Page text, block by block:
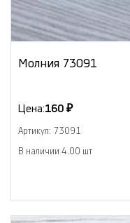
Молния 73091
Цена:160 ₽
Артикул: 73091
В наличии 4.00 шт